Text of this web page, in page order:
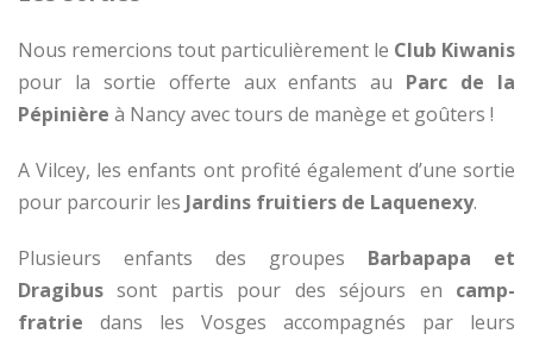
Nous remercions tout particulièrement le Club Kiwanis
pour la sortie offerte aux enfants au Parc de la
Pépinière à Nancy avec tours de manège et goûters !
A Vilcey, les enfants ont profité également d’une sortie
pour parcourir les Jardins fruitiers de Laquenexy.
Plusieurs enfants des groupes Barbapapa et
Dragibus sont partis pour des séjours en camp-
fratrie dans les Vosges accompagnés par leurs